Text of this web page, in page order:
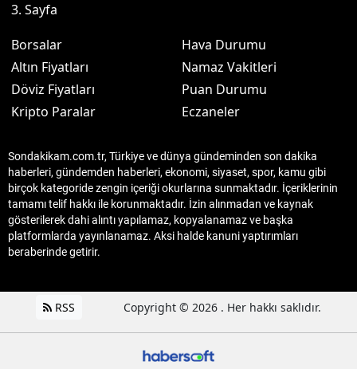
3. Sayfa
Borsalar
Altın Fiyatları
Döviz Fiyatları
Kripto Paralar
Hava Durumu
Namaz Vakitleri
Puan Durumu
Eczaneler
Sondakikam.com.tr, Türkiye ve dünya gündeminden son dakika
haberleri, gündemden haberleri, ekonomi, siyaset, spor, kamu gibi
birçok kategoride zengin içeriği okurlarına sunmaktadır. İçeriklerinin
tamamı telif hakkı ile korunmaktadır. İzin alınmadan ve kaynak
gösterilerek dahi alıntı yapılamaz, kopyalanamaz ve başka
platformlarda yayınlanamaz. Aksi halde kanuni yaptırımları
beraberinde getirir.
RSS Copyright © 2026 . Her hakkı saklıdır.